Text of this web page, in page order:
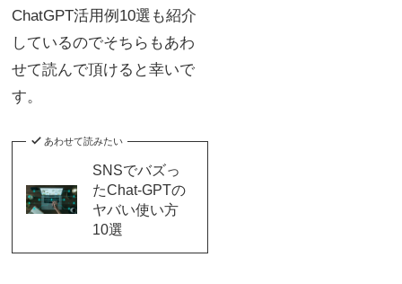
ChatGPT活用例10選も紹介
しているのでそちらもあわ
せて読んで頂けると幸いで
す。
あわせて読みたい
SNSでバズっ
たChat-GPTの
ヤバい使い方
10選